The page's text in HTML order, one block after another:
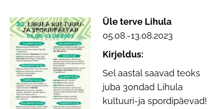
Üle terve Lihula
05.08.-13.08.2023
Kirjeldus:
Sel aastal saavad teoks
juba 30ndad Lihula
kultuuri-ja spordipäevad!